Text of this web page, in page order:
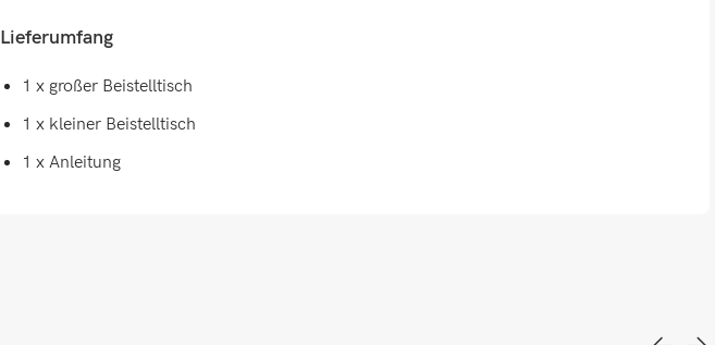
Lieferumfang
1 x großer Beistelltisch
1 x kleiner Beistelltisch
1 x Anleitung